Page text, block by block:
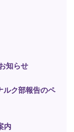
知らせ
ルク部報告のペ
内